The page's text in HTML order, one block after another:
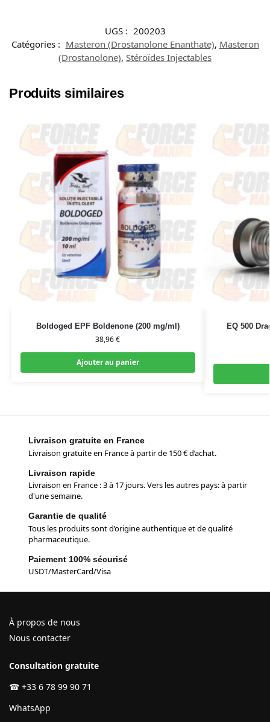
UGS : 200203
Catégories : Masteron (Drostanolone Enanthate), Masteron
(Drostanolone), Stéroïdes Injectables
Produits similaires
Boldoged EPF Boldenone (200 mg/ml)
38,96€
Ajouter au panier
EQ 500
Livraison gratuite en France
Livraison gratuite en France à partir de 150 € d’achat.
Livraison rapide
Livraison en France : 3 à 17 jours. Vers les autres pays: à partir
d'une semaine.
Garantie de qualité
Tous les produits sont d’origine authentique et de qualité
pharmaceutique.
Paiement 100% sécurisé
USDT/MasterCard/Visa
À propos de nous
Nous contacter
Consultation gratuite
☎ +33 6 78 99 90 71
WhatsApp